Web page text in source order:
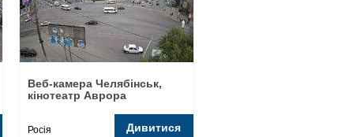
Веб-камера Челябінськ,
кінотеатр Аврора
Росія Дивитися